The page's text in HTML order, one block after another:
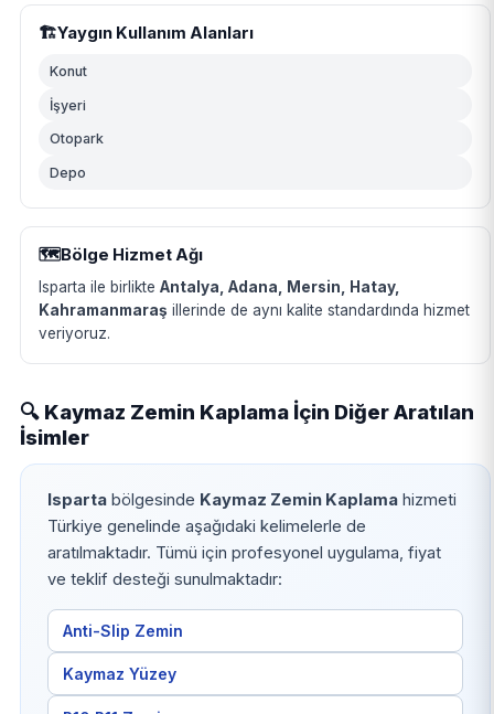
🏗️Yaygın Kullanım Alanları
Konut
İşyeri
Otopark
Depo
🗺️Bölge Hizmet Ağı
Isparta ile birlikte Antalya, Adana, Mersin, Hatay,
Kahramanmaraş illerinde de aynı kalite standardında hizmet
veriyoruz.
🔍 Kaymaz Zemin Kaplama İçin Diğer Aratılan
İsimler
Ispartabölgesinde Kaymaz Zemin Kaplamahizmeti
Türkiye genelinde aşağıdaki kelimelerle de
aratılmaktadır. Tümü için profesyonel uygulama, fiyat
ve teklif desteği sunulmaktadır:
Anti-Slip Zemin
Kaymaz Yüzey